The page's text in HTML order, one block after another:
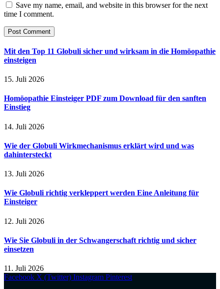
Save my name, email, and website in this browser for the next
time I comment.
Mit den Top 11 Globuli sicher und wirksam in die Homöopathie
einsteigen
15. Juli 2026
Homöopathie Einsteiger PDF zum Download für den sanften
Einstieg
14. Juli 2026
Wie der Globuli Wirkmechanismus erklärt wird und was
dahintersteckt
13. Juli 2026
Wie Globuli richtig verkleppert werden Eine Anleitung für
Einsteiger
12. Juli 2026
Wie Sie Globuli in der Schwangerschaft richtig und sicher
einsetzen
11. Juli 2026
Facebook X (Twitter) Instagram Pinterest